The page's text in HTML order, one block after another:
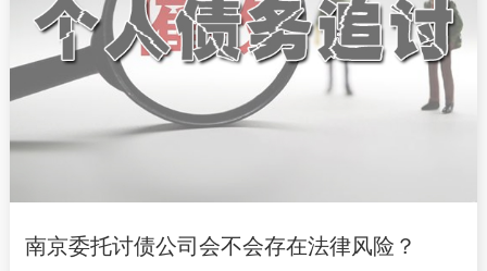
南京委托讨债公司会不会存在法律风险？